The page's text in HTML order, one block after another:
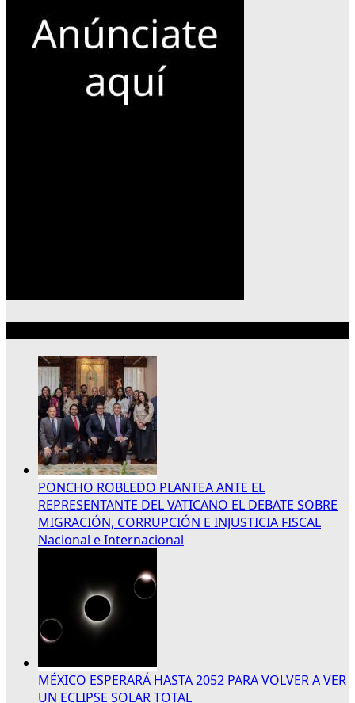
PONCHO ROBLEDO PLANTEA ANTE EL
REPRESENTANTE DEL VATICANO EL DEBATE SOBRE
MIGRACIÓN, CORRUPCIÓN E INJUSTICIA FISCAL
Nacional e Internacional
MÉXICO ESPERARÁ HASTA 2052 PARA VOLVER A VER
UN ECLIPSE SOLAR TOTAL